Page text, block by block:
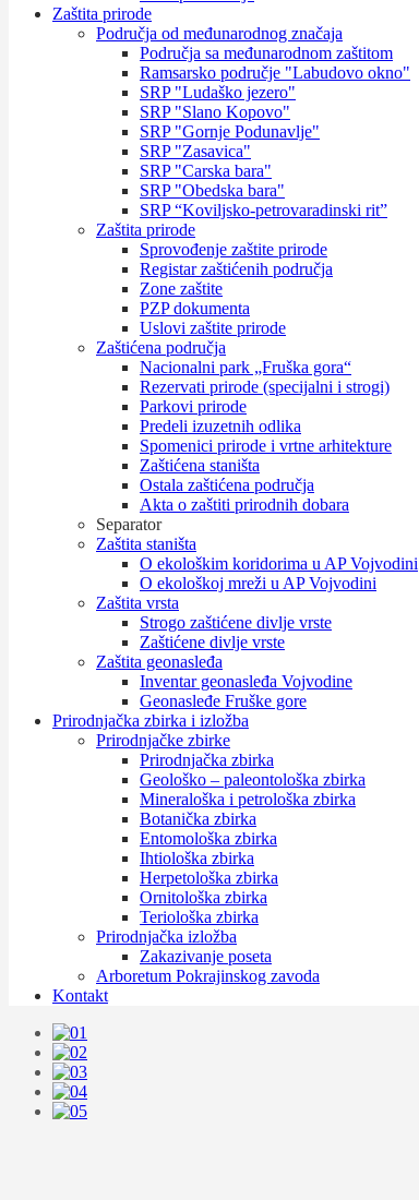
Zaštita prirode
Područja od međunarodnog značaja
Područja sa međunarodnom zaštitom
Ramsarsko područje "Labudovo okno"
SRP "Ludaško jezero"
SRP "Slano Kopovo"
SRP "Gornje Podunavlje"
SRP "Zasavica"
SRP "Carska bara"
SRP "Obedska bara"
SRP “Koviljsko-petrovaradinski rit”
Zaštita prirode
Sprovođenje zaštite prirode
Registar zaštićenih područja
Zone zaštite
PZP dokumenta
Uslovi zaštite prirode
Zaštićena područja
Nacionalni park „Fruška gora“
Rezervati prirode (specijalni i strogi)
Parkovi prirode
Predeli izuzetnih odlika
Spomenici prirode i vrtne arhitekture
Zaštićena staništa
Ostala zaštićena područja
Akta o zaštiti prirodnih dobara
Separator
Zaštita staništa
O ekološkim koridorima u AP Vojvodini
O ekološkoj mreži u AP Vojvodini
Zaštita vrsta
Strogo zaštićene divlje vrste
Zaštićene divlje vrste
Zaštita geonasleđa
Inventar geonasleđa Vojvodine
Geonasleđe Fruške gore
Prirodnjačka zbirka i izložba
Prirodnjačke zbirke
Prirodnjačka zbirka
Geološko – paleontološka zbirka
Mineraloška i petrološka zbirka
Botanička zbirka
Entomološka zbirka
Ihtiološka zbirka
Herpetološka zbirka
Ornitološka zbirka
Teriološka zbirka
Prirodnjačka izložba
Zakazivanje poseta
Arboretum Pokrajinskog zavoda
Kontakt